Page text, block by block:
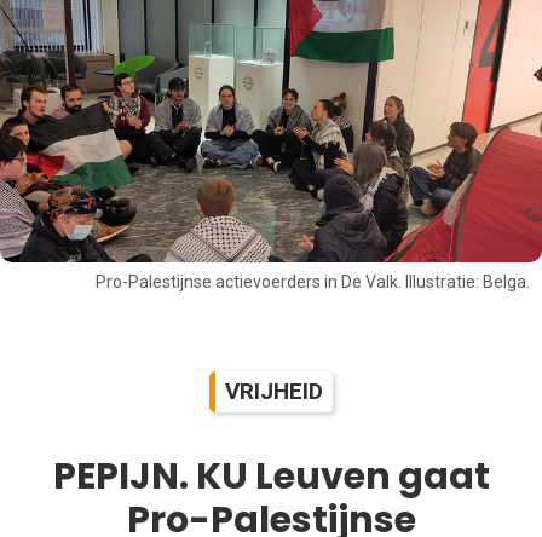
Pro-Palestijnse actievoerders in De Valk. Illustratie: Belga.
VRIJHEID
PEPIJN. KU Leuven gaat
Pro-Palestijnse